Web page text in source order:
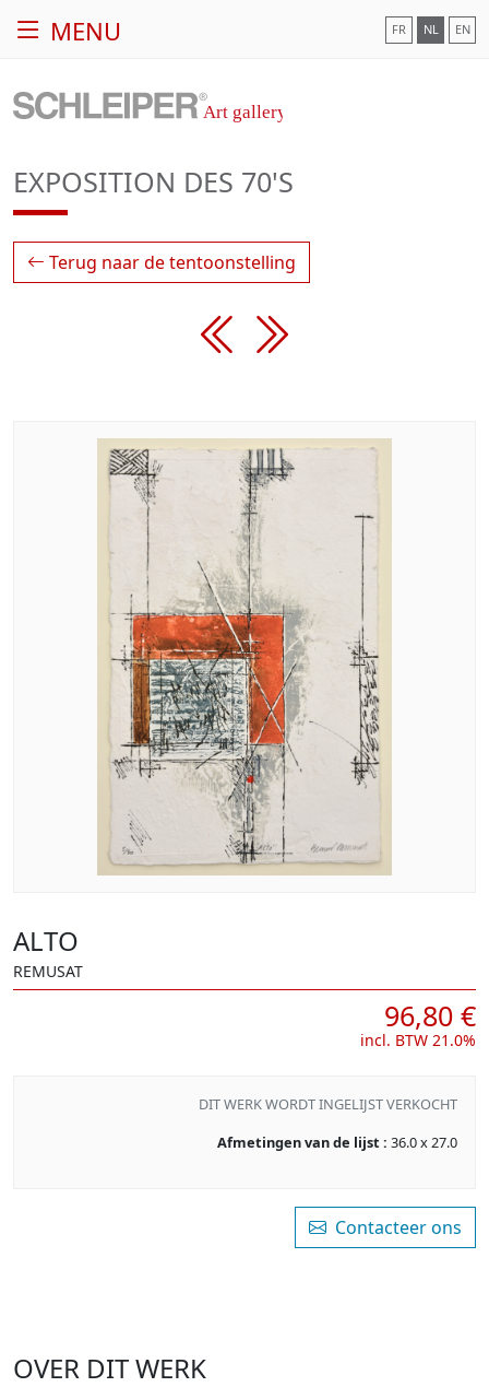
MENU FR NL EN
EXPOSITION DES 70'S
Terug naar de tentoonstelling
ALTO
REMUSAT
96,80 €
incl. BTW 21.0%
DIT WERK WORDT INGELIJST VERKOCHT
Afmetingen van de lijst : 36.0 x 27.0
Contacteer ons
OVER DIT WERK